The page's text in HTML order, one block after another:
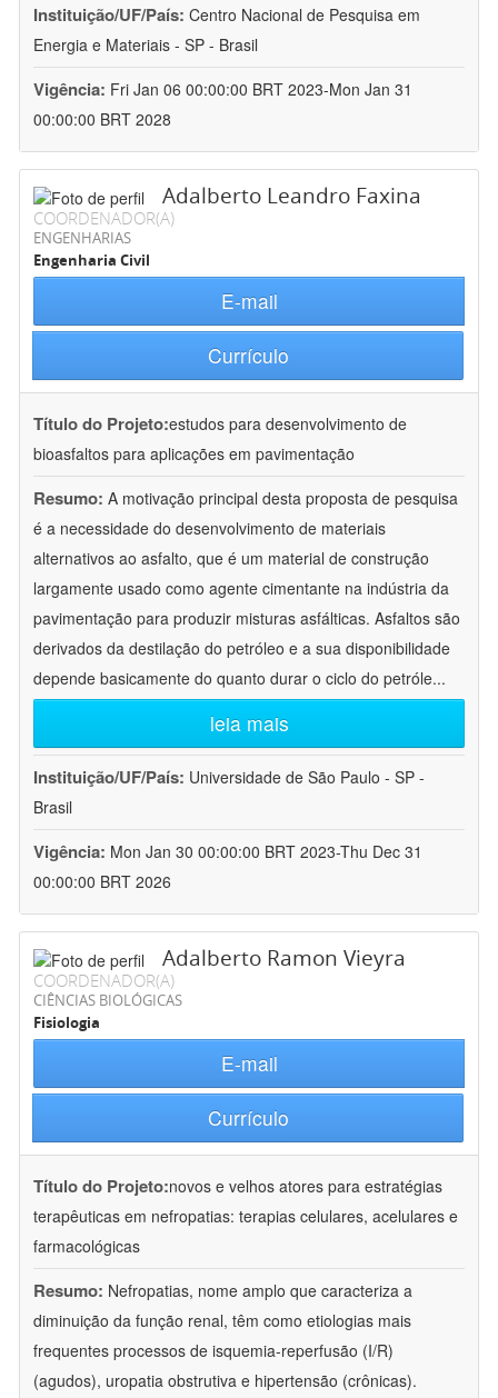
Instituição/UF/País: Centro Nacional de Pesquisa em
Energia e Materiais - SP - Brasil
Vigência: Fri Jan 06 00:00:00 BRT 2023-Mon Jan 31
00:00:00 BRT 2028
Adalberto Leandro Faxina
COORDENADOR(A)
ENGENHARIAS
Engenharia Civil
E-mail
Currículo
Título do Projeto:estudos para desenvolvimento de
bioasfaltos para aplicações em pavimentação
Resumo: A motivação principal desta proposta de pesquisa
é a necessidade do desenvolvimento de materiais
alternativos ao asfalto, que é um material de construção
largamente usado como agente cimentante na indústria da
pavimentação para produzir misturas asfálticas. Asfaltos são
derivados da destilação do petróleo e a sua disponibilidade
depende basicamente do quanto durar o ciclo do petróle...
leia mais
Instituição/UF/País: Universidade de São Paulo - SP -
Brasil
Vigência: Mon Jan 30 00:00:00 BRT 2023-Thu Dec 31
00:00:00 BRT 2026
Adalberto Ramon Vieyra
COORDENADOR(A)
CIÊNCIAS BIOLÓGICAS
Fisiologia
E-mail
Currículo
Título do Projeto:novos e velhos atores para estratégias
terapêuticas em nefropatias: terapias celulares, acelulares e
farmacológicas
Resumo: Nefropatias, nome amplo que caracteriza a
diminuição da função renal, têm como etiologias mais
frequentes processos de isquemia-reperfusão (I/R)
(agudos), uropatia obstrutiva e hipertensão (crônicas).